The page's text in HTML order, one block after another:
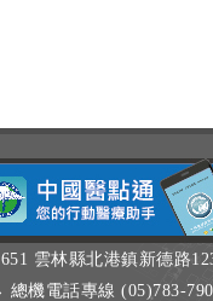
651 雲林縣北港鎮新德路
總機電話專線 (05)783-